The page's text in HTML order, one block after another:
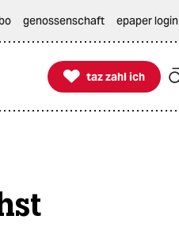
genossenschaft epaper login

taz zahl ich
taz zahl ich